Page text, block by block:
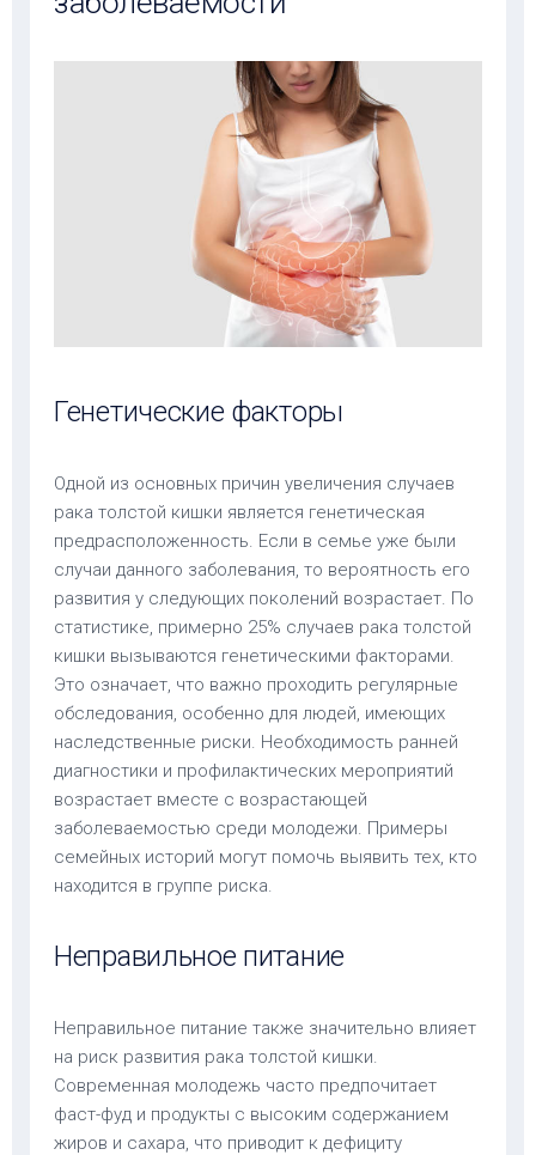
Генетические факторы
Одной из основных причин увеличения случаев
рака толстой кишки является генетическая
предрасположенность. Если в семье уже были
случаи данного заболевания, то вероятность его
развития у следующих поколений возрастает. По
статистике, примерно 25% случаев рака толстой
кишки вызываются генетическими факторами.
Это означает, что важно проходить регулярные
обследования, особенно для людей, имеющих
наследственные риски. Необходимость ранней
диагностики и профилактических мероприятий
возрастает вместе с возрастающей
заболеваемостью среди молодежи. Примеры
семейных историй могут помочь выявить тех, кто
находится в группе риска.
Неправильное питание
Неправильное питание также значительно влияет
на риск развития рака толстой кишки.
Современная молодежь часто предпочитает
фаст-фуд и продукты с высоким содержанием
жиров и сахара, что приводит к дефициту